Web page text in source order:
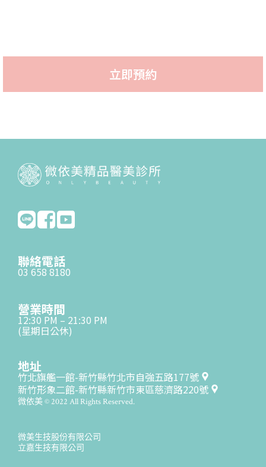
立即預約
聯絡電話
03 658 8180
營業時間
12:30 PM – 21:30 PM
(星期日公休)
地址
竹北旗艦一館-新竹縣竹北市自強五路177號
新竹形象二館-新竹縣新竹市東區慈濟路220號
微依美 © 2022 All Rights Reserved.
微美生技股份有限公司
立嘉生技有限公司